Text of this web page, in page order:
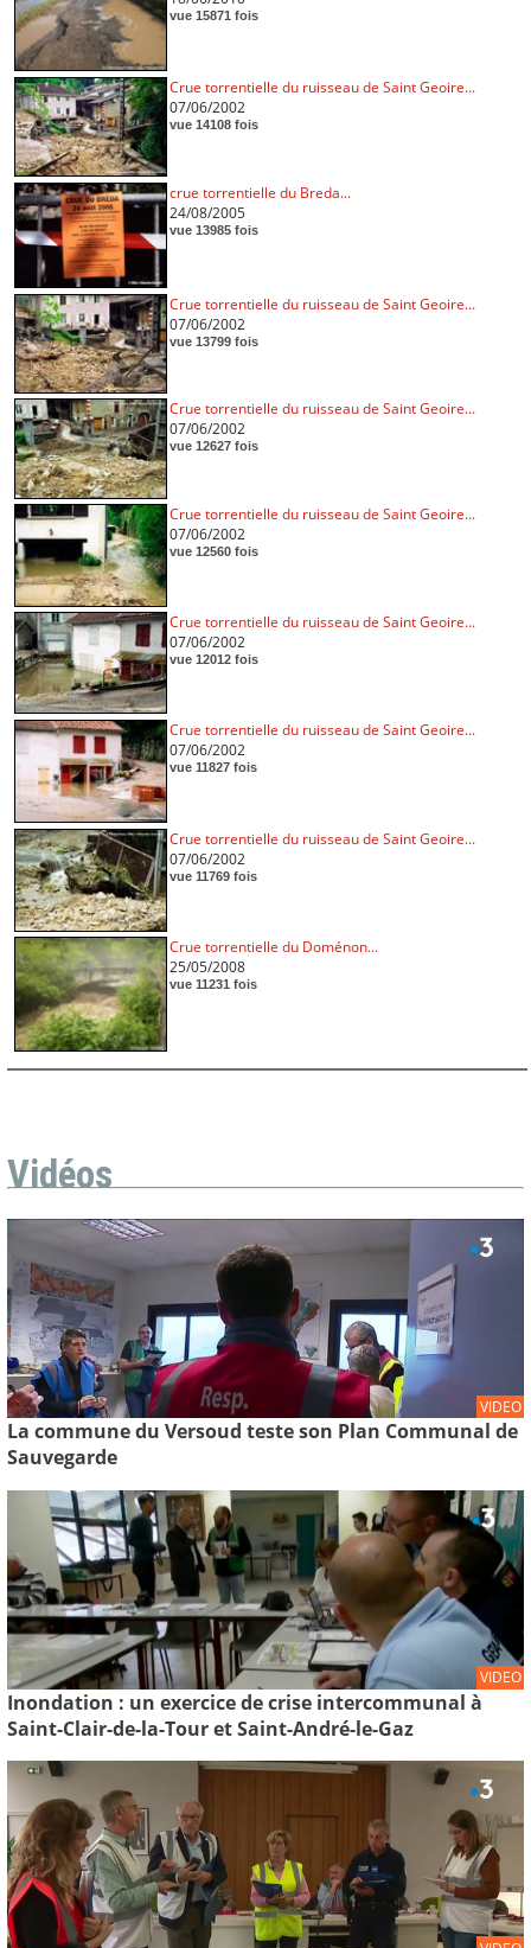
vue 15871 fois
Crue torrentielle du ruisseau de Saint Geoire...
07/06/2002
vue 14108 fois
crue torrentielle du Breda...
24/08/2005
vue 13985 fois
Crue torrentielle du ruisseau de Saint Geoire...
07/06/2002
vue 13799 fois
Crue torrentielle du ruisseau de Saint Geoire...
07/06/2002
vue 12627 fois
Crue torrentielle du ruisseau de Saint Geoire...
07/06/2002
vue 12560 fois
Crue torrentielle du ruisseau de Saint Geoire...
07/06/2002
vue 12012 fois
Crue torrentielle du ruisseau de Saint Geoire...
07/06/2002
vue 11827 fois
Crue torrentielle du ruisseau de Saint Geoire...
07/06/2002
vue 11769 fois
Crue torrentielle du Doménon...
25/05/2008
vue 11231 fois
Vidéos
VIDEO
La commune du Versoud teste son Plan Communal de
Sauvegarde
VIDEO
Inondation : un exercice de crise intercommunal à
Saint-Clair-de-la-Tour et Saint-André-le-Gaz